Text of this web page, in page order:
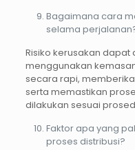
Bagaimana cara
selama
Risiko kerusakan
menggunakan
secara rapi,
serta memastikan
dilakukan sesuai
Faktor apa yang
proses distribusi?